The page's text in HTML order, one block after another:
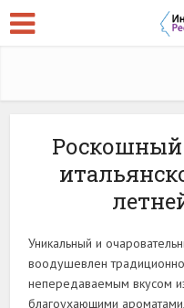
Роскошный
Уникальный и
воодушевлен
непередаваемым вкусом
благоухающими